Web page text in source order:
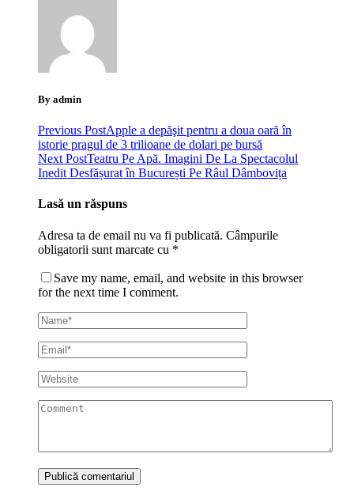
By admin
Previous PostApple a depăşit pentru a doua oară în
istorie pragul de 3 trilioane de dolari pe bursă
Next PostTeatru Pe Apă. Imagini De La Spectacolul
Inedit Desfășurat în București Pe Râul Dâmbovița
Lasă un răspuns
Adresa ta de email nu va fi publicată. Câmpurile
obligatorii sunt marcate cu *
Save my name, email, and website in this browser
for the next time I comment.